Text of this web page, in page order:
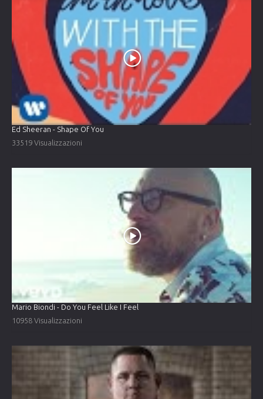
Ed Sheeran - Shape Of You
33519 Visualizzazioni
Mario Biondi - Do You Feel Like I Feel
10958 Visualizzazioni